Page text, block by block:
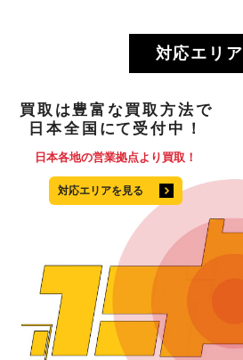
対応エリア
買取 は豊富な買取方法で
日本全国 にて 受付中！
日本各地の営業拠点より買取！
対応エリアを見る